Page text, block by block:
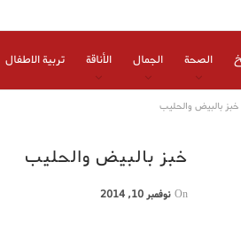
الصحة الجمال الأناقة تربية الاطفال
خبز بالبيض والحليب
خبز بالبيض والحليب
On نوفمبر 10, 2014